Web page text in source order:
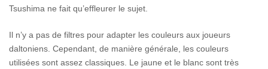
Tsushima ne fait qu’effleurer le sujet.
Il n’y a pas de filtres pour adapter les couleurs aux joueurs
daltoniens. Cependant, de manière générale, les couleurs
utilisées sont assez classiques. Le jaune et le blanc sont très